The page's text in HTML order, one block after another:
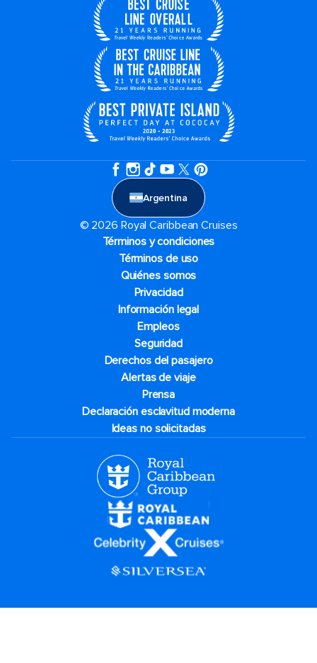
Argentina
© 2026 Royal Caribbean Cruises
Términos y condiciones
Términos de uso
Quiénes somos
Privacidad
Información legal
Empleos
Seguridad
Derechos del pasajero
Alertas de viaje
Prensa
Declaración esclavitud moderna
Ideas no solicitadas